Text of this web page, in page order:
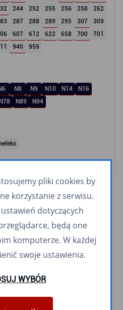
244 252 255 256 258
262
287 288 289 295 307
309
607 612 622 658 700
701
940 959
N8 N9 N10 N14
N16
N78 N89 N94
pliki cookies by
korzystanie z serwisu.
dotyczących
będą one
komputerze. W każdej
swoje ustawienia.
WYBÓR